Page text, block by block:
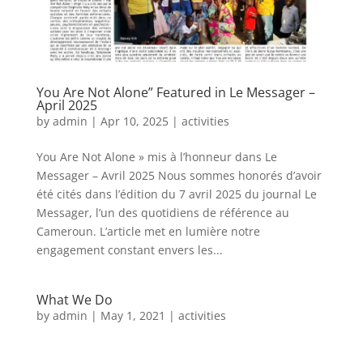
You Are Not Alone” Featured in Le Messager –
April 2025
by admin | Apr 10, 2025| activities
You Are Not Alone » mis à l’honneur dans Le
Messager – Avril 2025 Nous sommes honorés d’avoir
été cités dans l’édition du 7 avril 2025 du journal Le
Messager, l’un des quotidiens de référence au
Cameroun. L’article met en lumière notre
engagement constant envers les...
What We Do
by admin | May 1, 2021 | activities